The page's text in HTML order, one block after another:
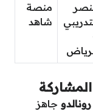
منصة
شاهد
جاهز